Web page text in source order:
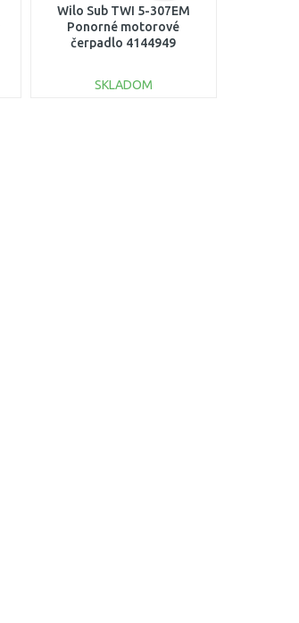
Wilo Sub TWI 5-307EM
Ponorné motorové
čerpadlo 4144949
SKLADOM